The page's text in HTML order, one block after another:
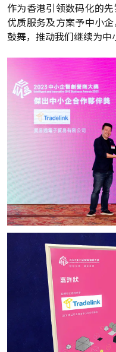
作为香港引领数码化的
优质服务及方案予中小
鼓舞，推动我们继续为中